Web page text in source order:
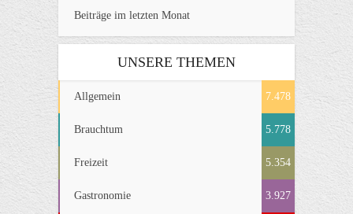
Beiträge im letzten Monat
UNSERE THEMEN
Allgemein 7.478
Brauchtum 5.778
Freizeit 5.354
Gastronomie 3.927